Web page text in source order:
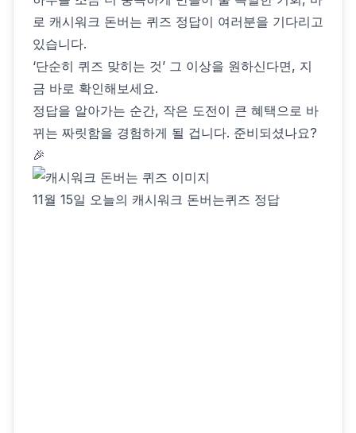
로 캐시워크 돈버는 퀴즈 정답이 여러분을 기다리고
있습니다.
‘단순히 퀴즈 맞히는 것’ 그 이상을 원하신다면, 지
금 바로 확인해보세요.
정답을 알아가는 순간, 작은 도전이 큰 혜택으로 바
뀌는 짜릿함을 경험하게 될 겁니다. 준비되셨나요?
🎉
11월 15일 오늘의 캐시워크 돈버는퀴즈 정답